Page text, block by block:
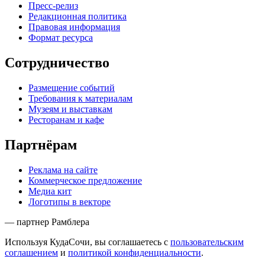
Пресс-релиз
Редакционная политика
Правовая информация
Формат ресурса
Сотрудничество
Размещение событий
Требования к материалам
Музеям и выставкам
Ресторанам и кафе
Партнёрам
Реклама на сайте
Коммерческое предложение
Медиа кит
Логотипы в векторе
— партнер Рамблера
Используя КудаСочи, вы соглашаетесь с пользовательским
соглашением и политикой конфиденциальности.